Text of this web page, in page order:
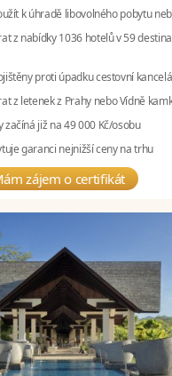
k úhradě libovolného pobytu
z nabídky 1036 hotelů v 59
proti úpadku cestovní
z letenek z Prahy nebo Vídně
již na 49 000 Kč/osobu
garanci nejnižší ceny na trhu
zájem o certifikát